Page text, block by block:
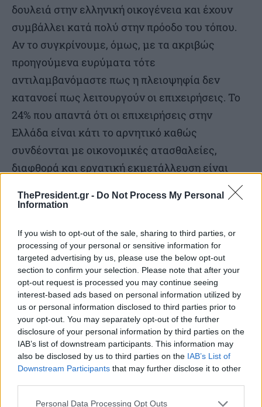
ThePresident.gr - Do Not Process My Personal
Information
If you wish to opt-out of the sale, sharing to third parties, or
processing of your personal or sensitive information for
targeted advertising by us, please use the below opt-out
section to confirm your selection. Please note that after your
opt-out request is processed you may continue seeing
interest-based ads based on personal information utilized by
us or personal information disclosed to third parties prior to
your opt-out. You may separately opt-out of the further
disclosure of your personal information by third parties on the
IAB’s list of downstream participants. This information may
also be disclosed by us to third parties on the IAB’s List of
Downstream Participants that may further disclose it to other
Personal Data Processing Opt Outs
δουλειά στην ελληνική οικογένεια και έχουν
συμβάλλει κατά πολύ στην πρόοδο του τόπου.
Αν το συγκρίνουμε, όμως, με τα ακριβώς
προηγούμενα ευρύματα τότε
αντιλαμβανόμαστε πως η πλειοψηφία δεν
κατανοεί πως λειτουργούν οι επιχειρήσεις. Το
24% που απαντά ότι οι επιχειρήσεις στην
Ελλάδα είναι κάτι το αρνητικό καθώς
συνδέονται με οικονομικές ατασθαλείες,
διαφθορά και εργατική εκμετάλλευση είναι
υπερβολικά υψηλό. Είναι προϊόν φυσικά της
αριστερίλας που έχει ριζώσει στην κοινωνία
χρόνια στη χώρα μας. 63%, επίσης, έχει
αρνητική άποψη για τις τράπεζες.
Παρατήρηση ν. 8) Θετική πρόοδος έχει γίνει στο
θέμα της ομοφυλοφιλίας καθώς 71% θεωρεί
πως η ομοφυλλοφιλία πρέπει να είναι αποδεκτή
από την κοινωνία ενώ το 23% πιστεύει πως
πρέπει να αποθαρρύνεται. Υπάρχει ακόμη,
όμως, μεγάλο περιθώριο βελτίωσης. 90%